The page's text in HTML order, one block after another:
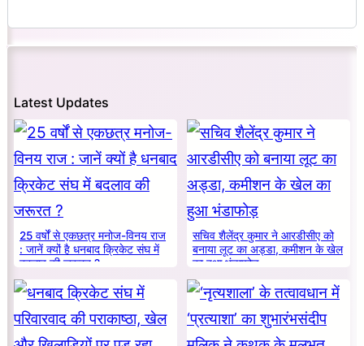
Latest Updates
25 वर्षों से एकछत्र मनोज-विनय राज
: जानें क्यों है धनबाद क्रिकेट संघ में
बदलाव की जरूरत ?
सचिव शैलेंद्र कुमार ने आरडीसीए को
बनाया लूट का अड्डा, कमीशन के खेल
का हुआ भंडाफोड़